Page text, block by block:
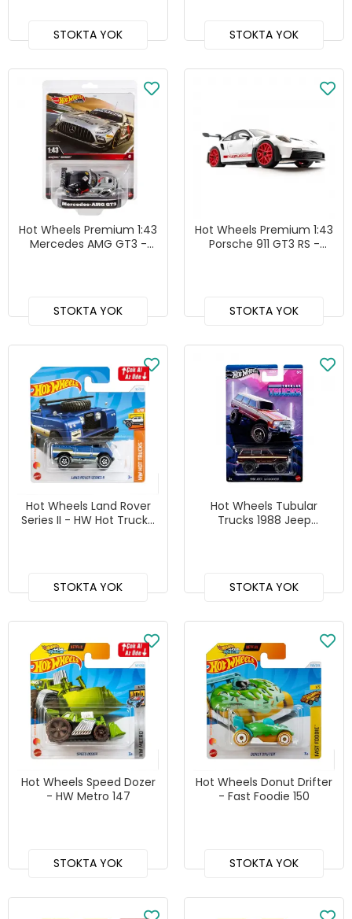
STOKTA YOK STOKTA YOK
Hot Wheels Premium 1:43
Mercedes AMG GT3 -
STOKTA YOK
Hot Wheels Premium 1:43
Porsche 911 GT3 RS -
STOKTA YOK
Hot Wheels Land Rover
Series II - HW Hot Trucks,
STOKTA YOK
Hot Wheels Tubular
Trucks 1988 Jeep
STOKTA YOK
Hot Wheels Speed Dozer
- HW Metro 147
STOKTA YOK
Hot Wheels Donut Drifter
- Fast Foodie 150
STOKTA YOK